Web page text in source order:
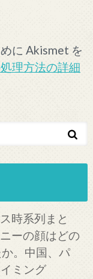
に Akismet を
理方法の詳細
時系列まと
ーの顔はどの
。中国、パ
ミング